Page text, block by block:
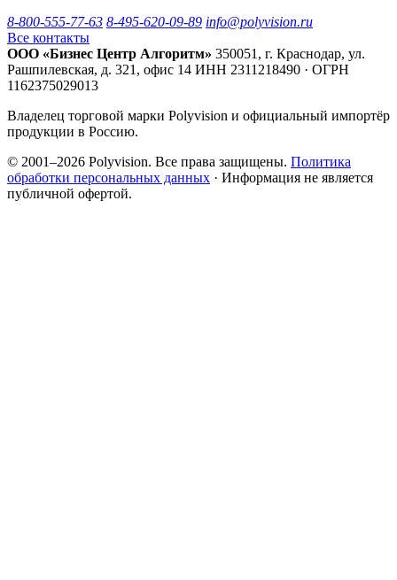
8-800-555-77-63 8-495-620-09-89 info@polyvision.ru
Все контакты
ООО «Бизнес Центр Алгоритм» 350051, г. Краснодар, ул.
Рашпилевская, д. 321, офис 14 ИНН 2311218490 · ОГРН
1162375029013
Владелец торговой марки Polyvision и официальный импортёр
продукции в Россию.
© 2001–2026 Polyvision. Все права защищены. Политика
обработки персональных данных · Информация не является
публичной офертой.